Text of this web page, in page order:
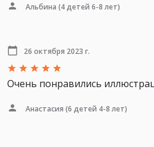
Альбина (4 детей 6-8 лет)
26 октября 2023 г.
Очень понравились
Анастасия (6 детей 4-8 лет)